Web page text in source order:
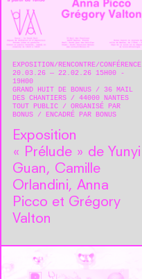
EXPOSITION
RENCONTRE/CONFÉRENCE
20.03.26 — 22.02.26 15H00 -
19H00
GRAND HUIT DE BONUS
36 MAIL
DES CHANTIERS
44000 NANTES
TOUT PUBLIC
ORGANISÉ PAR
BONUS
ENCADRÉ PAR BONUS
Exposition
« Prélude » de Yunyi
Guan, Camille
Orlandini, Anna
Picco et Grégory
Valton